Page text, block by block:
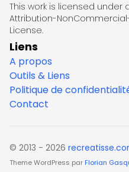
This work is licensed under
Attribution-
License.
Liens
A propos
Outils & Liens
Politique de
Contact
© 2013 - 2026
Theme WordPress par Florian